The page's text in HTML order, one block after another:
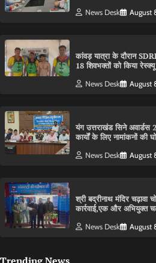
News Desk August
कांवड़ यात्रा के दौरान
18 शिवभक्तों को किया रेस्क्यू
News Desk August
यंग उत्तराखंड सिने
कार्यों के लिए नामांकनों की
News Desk August
श्री बद्रीनाथ मंदिर चढ़ावा
कार्रवाई,एक और अभियुक्त
News Desk August
Trending News